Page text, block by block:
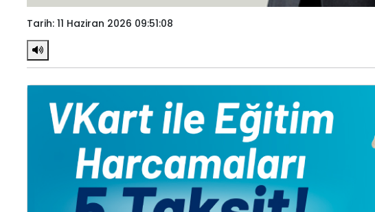
Tarih: 11 Haziran 2026 09:51:08